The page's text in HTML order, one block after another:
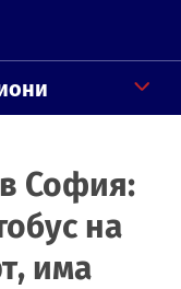
София:
на
има